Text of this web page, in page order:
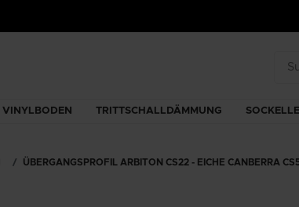
VINYLBODEN TRITTSCHALLDÄMMUNG
ÜBERGANGSPROFIL ARBITON CS22 - EICHE CANBERRA